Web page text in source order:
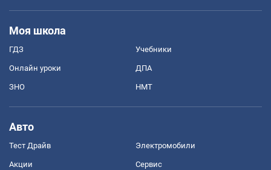
Моя школа
ГДЗ Учебники
Онлайн уроки ДПА
ЗНО НМТ
Авто
Тест Драйв Электромобили
Акции Сервис